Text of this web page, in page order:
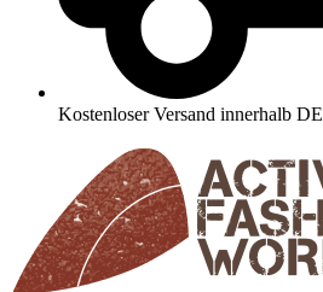
Kostenloser Versand innerhalb DE